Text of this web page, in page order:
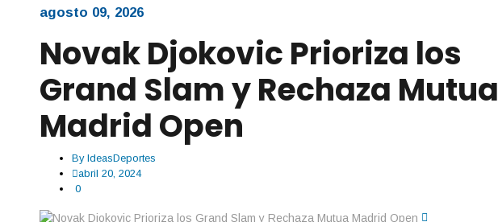
agosto 09, 2026
Novak Djokovic Prioriza los
Grand Slam y Rechaza Mutua
Madrid Open
By IdeasDeportes
abril 20, 2024
0